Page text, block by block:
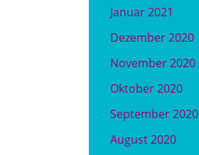
Januar 2021
Dezember 2020
November 2020
Oktober 2020
September 2020
August 2020